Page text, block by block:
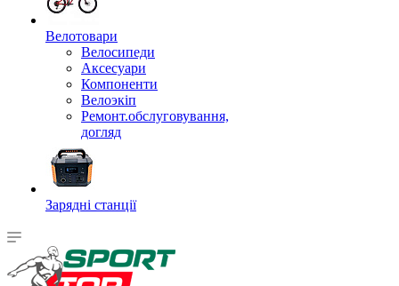
Велотовари
Велосипеди
Аксесуари
Компоненти
Велоэкіп
Ремонт.обслуговування,
догляд
Зарядні станції